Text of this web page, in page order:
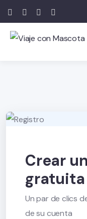
Crear
gratuita
Un par de clics
de su cuenta